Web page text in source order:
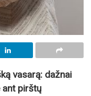
vasarą: dažnai
ant pirštų